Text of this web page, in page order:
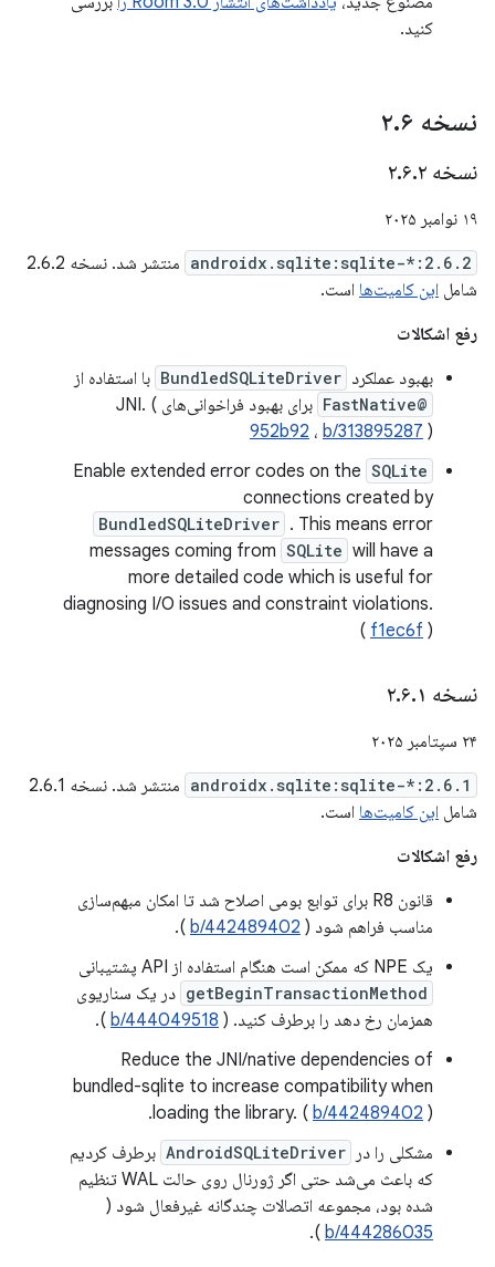
کنید.
نسخه ۲ .۶
نسخه ۲ .۶.۲
۱۹ نوامبر ۲۰۲۵
androidx.sqlite:sqlite-*:2.6.2
منتشر شد. نسخه 2.6.2
شامل این کامیت‌ها است.
رفع اشکالات
بهبود عملکرد BundledSQLiteDriver با استفاده از
@FastNative
برای بهبود فراخوانی‌های JNI. (
952b92 ، b/313895287 )
Enable extended error codes on the SQLite
connections created by
BundledSQLiteDriver . This means error
messages coming from SQLite will have a
more detailed code which is useful for
diagnosing I/O issues and constraint violations.
( f1ec6f )
نسخه ۲ .۶.۱
۲۴ سپتامبر ۲۰۲۵
androidx.sqlite:sqlite-*:2.6.1
منتشر شد. نسخه 2.6.1
شامل این کامیت‌ها است.
رفع اشکالات
قانون R8 برای توابع بومی اصلاح شد تا امکان مبهم‌سازی
مناسب فراهم شود ( b/442489402
).
یک NPE که ممکن است هنگام استفاده از API پشتیبانی
getBeginTransactionMethod در یک سناریوی
همزمان رخ دهد را برطرف کنید. ( b/444049518
).
Reduce the JNI/native dependencies of
bundled-sqlite to increase compatibility when
loading the library. ( b/442489402 ).
مشکلی را در
AndroidSQLiteDriver برطرف کردیم
که باعث می‌شد حتی اگر ژورنال روی حالت WAL تنظیم
شده بود، مجموعه اتصالات چندگانه غیرفعال شود (
b/444286035
).